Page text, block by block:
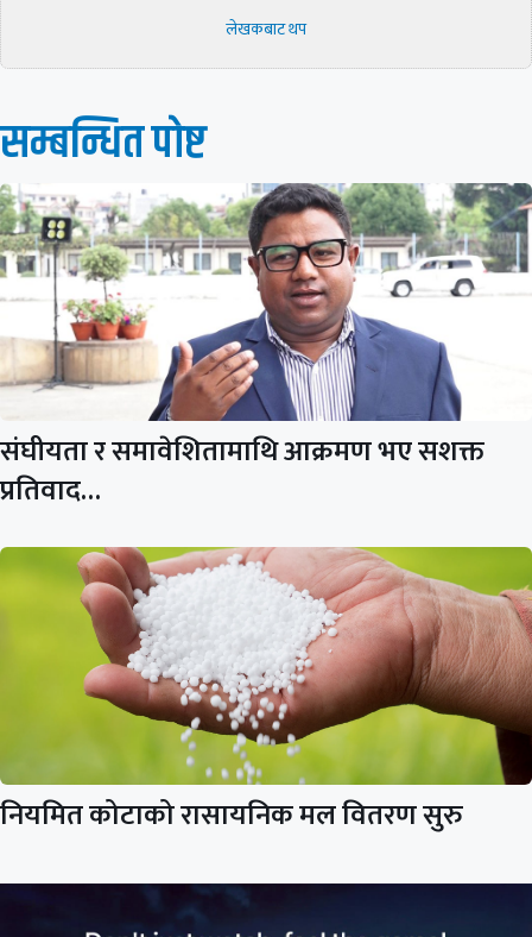
लेखकबाट थप
सम्बन्धित पाेष्ट
संघीयता र समावेशितामाथि आक्रमण भए सशक्त
प्रतिवाद…
नियमित कोटाको रासायनिक मल वितरण सुरु